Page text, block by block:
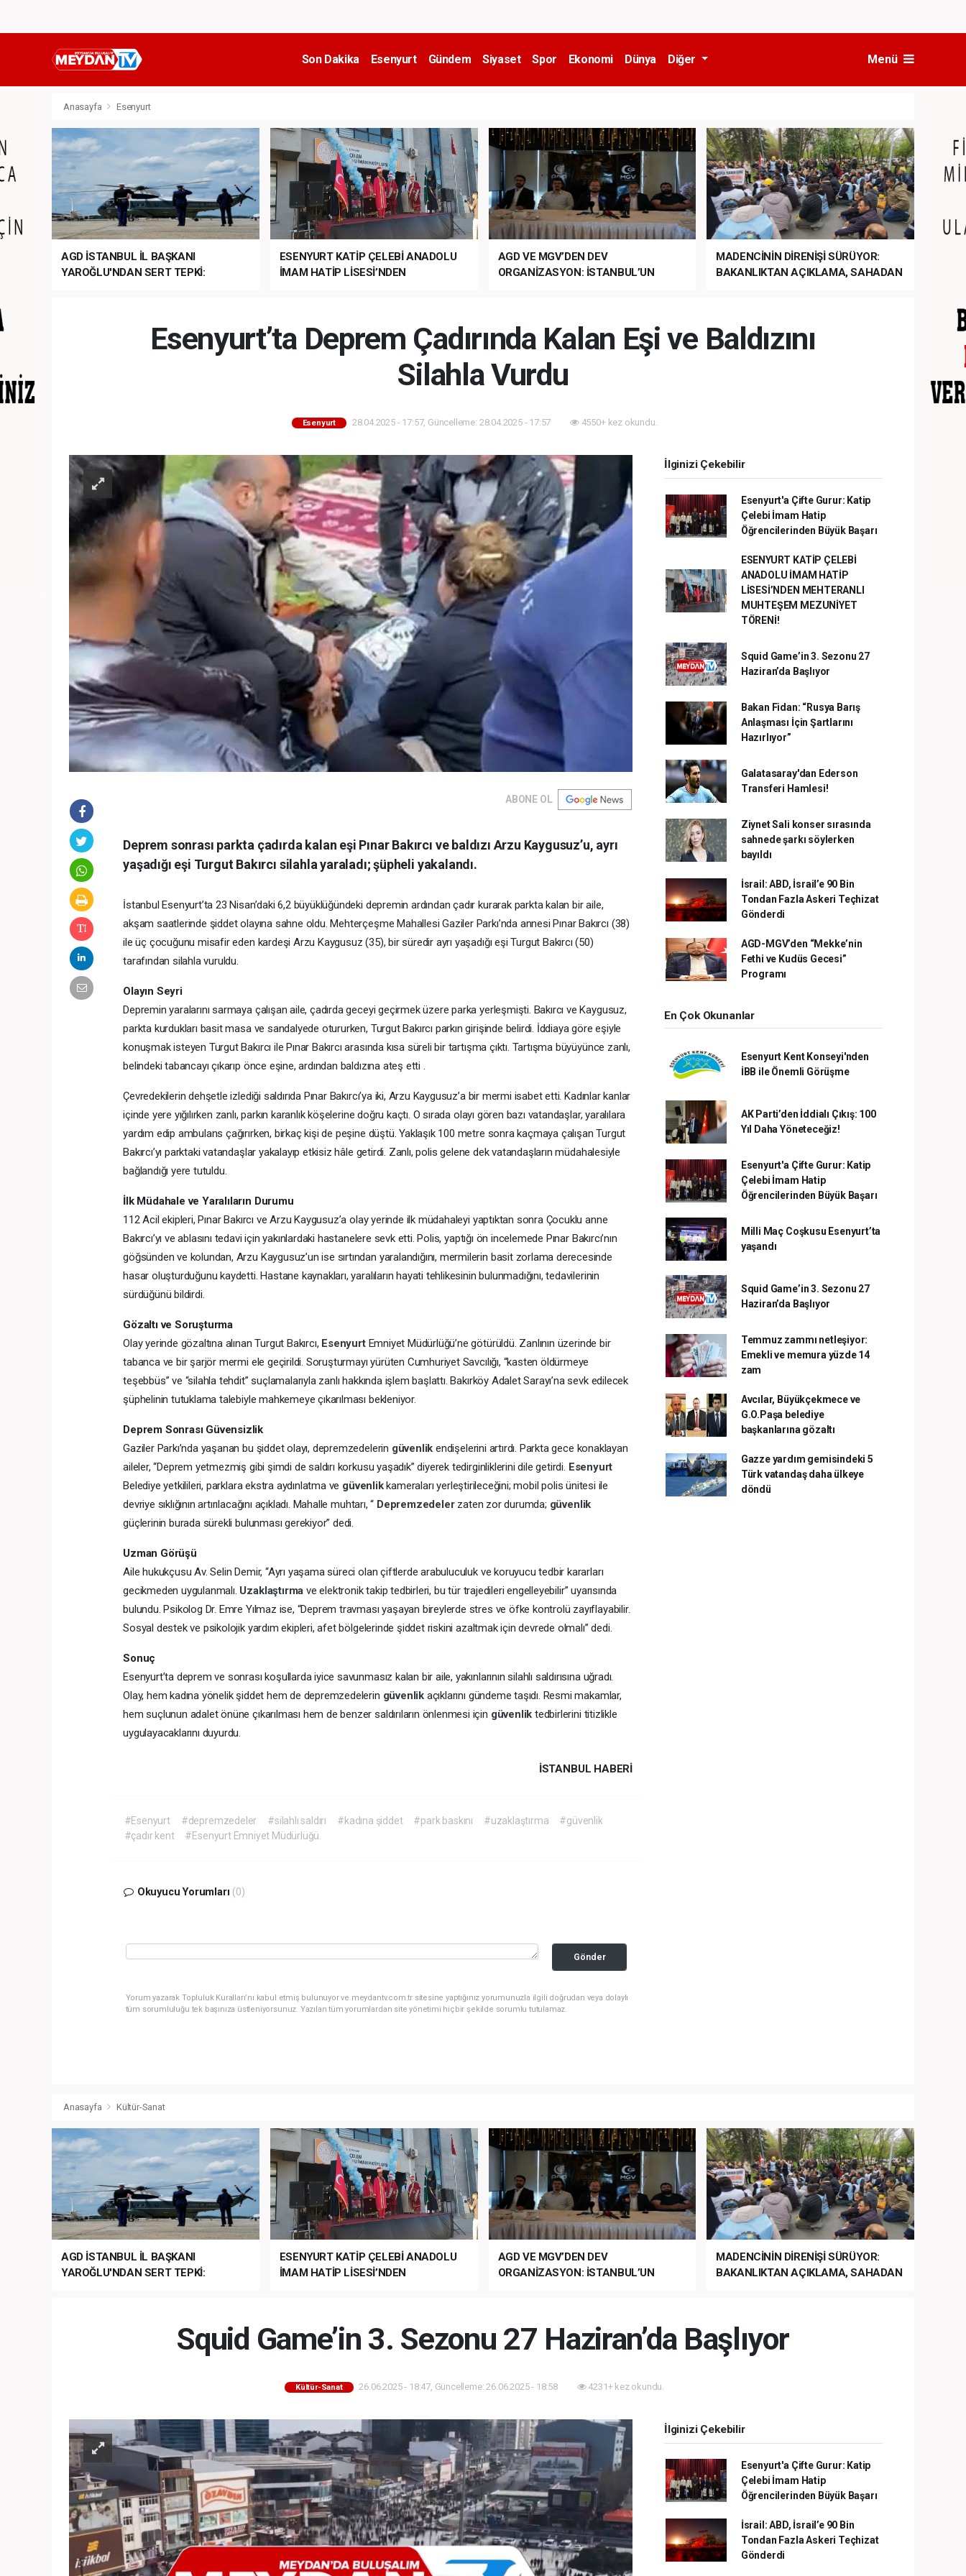
Son Dakika Esenyurt Gündem Siyaset Spor Ekonomi Dünya Diğer Menü
Anasayfa Esenyurt
AGD İSTANBUL İL BAŞKANI
YAROĞLU'NDAN SERT TEPKİ:
ESENYURT KATİP ÇELEBİ ANADOLU
İMAM HATİP LİSESİ’NDEN
AGD VE MGV’DEN DEV
ORGANİZASYON: İSTANBUL’UN
MADENCİNİN DİRENİŞİ SÜRÜYOR:
BAKANLIKTAN AÇIKLAMA, SAHADAN
Esenyurt’ta Deprem Çadırında Kalan Eşi ve Baldızını
Silahla Vurdu
Esenyurt 28.04.2025 - 17:57, Güncelleme: 28.04.2025 - 17:57 4550+ kez okundu.
ABONE OL
Deprem sonrası parkta çadırda kalan eşi Pınar Bakırcı ve baldızı Arzu Kaygusuz’u, ayrı
yaşadığı eşi Turgut Bakırcı silahla yaraladı; şüpheli yakalandı.
İstanbul Esenyurt’ta 23 Nisan’daki 6,2 büyüklüğündeki depremin ardından çadır kurarak parkta kalan bir aile,
akşam saatlerinde şiddet olayına sahne oldu. Mehterçeşme Mahallesi Gaziler Parkı’nda annesi Pınar Bakırcı (38)
ile üç çocuğunu misafir eden kardeşi Arzu Kaygusuz (35), bir süredir ayrı yaşadığı eşi Turgut Bakırcı (50)
tarafından silahla vuruldu.
Olayın Seyri
Depremin yaralarını sarmaya çalışan aile, çadırda geceyi geçirmek üzere parka yerleşmişti. Bakırcı ve Kaygusuz,
parkta kurdukları basit masa ve sandalyede otururken, Turgut Bakırcı parkın girişinde belirdi. İddiaya göre eşiyle
konuşmak isteyen Turgut Bakırcı ile Pınar Bakırcı arasında kısa süreli bir tartışma çıktı. Tartışma büyüyünce zanlı,
belindeki tabancayı çıkarıp önce eşine, ardından baldızına ateş etti .
Çevredekilerin dehşetle izlediği saldırıda Pınar Bakırcı’ya iki, Arzu Kaygusuz’a bir mermi isabet etti. Kadınlar kanlar
içinde yere yığılırken zanlı, parkın karanlık köşelerine doğru kaçtı. O sırada olayı gören bazı vatandaşlar, yaralılara
yardım edip ambulans çağırırken, birkaç kişi de peşine düştü. Yaklaşık 100 metre sonra kaçmaya çalışan Turgut
Bakırcı’yı parktaki vatandaşlar yakalayıp etkisiz hâle getirdi. Zanlı, polis gelene dek vatandaşların müdahalesiyle
bağlandığı yere tutuldu.
İlk Müdahale ve Yaralıların Durumu
112 Acil ekipleri, Pınar Bakırcı ve Arzu Kaygusuz’a olay yerinde ilk müdahaleyi yaptıktan sonra Çocuklu anne
Bakırcı’yı ve ablasını tedavi için yakınlardaki hastanelere sevk etti. Polis, yaptığı ön incelemede Pınar Bakırcı’nın
göğsünden ve kolundan, Arzu Kaygusuz’un ise sırtından yaralandığını, mermilerin basit zorlama derecesinde
hasar oluşturduğunu kaydetti. Hastane kaynakları, yaralıların hayati tehlikesinin bulunmadığını, tedavilerinin
sürdüğünü bildirdi.
Gözaltı ve Soruşturma
Olay yerinde gözaltına alınan Turgut Bakırcı, Esenyurt Emniyet Müdürlüğü’ne götürüldü. Zanlının üzerinde bir
tabanca ve bir şarjör mermi ele geçirildi. Soruşturmayı yürüten Cumhuriyet Savcılığı, “kasten öldürmeye
teşebbüs” ve “silahla tehdit” suçlamalarıyla zanlı hakkında işlem başlattı. Bakırköy Adalet Sarayı’na sevk edilecek
şüphelinin tutuklama talebiyle mahkemeye çıkarılması bekleniyor.
Deprem Sonrası Güvensizlik
Gaziler Parkı’nda yaşanan bu şiddet olayı, depremzedelerin güvenlikendişelerini artırdı. Parkta gece konaklayan
aileler, “Deprem yetmezmiş gibi şimdi de saldırı korkusu yaşadık” diyerek tedirginliklerini dile getirdi. Esenyurt
Belediye yetkilileri, parklara ekstra aydınlatma ve güvenlikkameraları yerleştirileceğini; mobil polis ünitesi ile
devriye sıklığının artırılacağını açıkladı. Mahalle muhtarı, “ Depremzedeler zaten zor durumda; güvenlik
güçlerinin burada sürekli bulunması gerekiyor” dedi.
Uzman Görüşü
Aile hukukçusu Av. Selin Demir, “Ayrı yaşama süreci olan çiftlerde arabuluculuk ve koruyucu tedbir kararları
gecikmeden uygulanmalı. Uzaklaştırma ve elektronik takip tedbirleri, bu tür trajedileri engelleyebilir” uyarısında
bulundu. Psikolog Dr. Emre Yılmaz ise, “Deprem travması yaşayan bireylerde stres ve öfke kontrolü zayıflayabilir.
Sosyal destek ve psikolojik yardım ekipleri, afet bölgelerinde şiddet riskini azaltmak için devrede olmalı” dedi.
Sonuç
Esenyurt’ta deprem ve sonrası koşullarda iyice savunmasız kalan bir aile, yakınlarının silahlı saldırısına uğradı.
Olay, hem kadına yönelik şiddet hem de depremzedelerin güvenlik açıklarını gündeme taşıdı. Resmi makamlar,
hem suçlunun adalet önüne çıkarılması hem de benzer saldırıların önlenmesi için güvenlik tedbirlerini titizlikle
uygulayacaklarını duyurdu.
İSTANBUL HABERİ
#Esenyurt #depremzedeler #silahlı saldırı #kadına şiddet #park baskını #uzaklaştırma
#güvenlik
#çadır kent
#Esenyurt Emniyet Müdürlüğü.
Okuyucu Yorumları (0)
Gönder
Yorum yazarak Topluluk Kuralları’nı kabul etmiş bulunuyor ve meydantv.com.tr sitesine yaptığınız yorumunuzla ilgili doğrudan veya dolaylı
tüm sorumluluğu tek başınıza üstleniyorsunuz. Yazılan tüm yorumlardan site yönetimi hiçbir şekilde sorumlu tutulamaz.
İlginizi Çekebilir
Esenyurt'a Çifte Gurur: Katip
Çelebi İmam Hatip
Öğrencilerinden Büyük Başarı
ESENYURT KATİP ÇELEBİ
ANADOLU İMAM HATİP
LİSESİ’NDEN MEHTERANLI
MUHTEŞEM MEZUNİYET
TÖRENİ!
Squid Game’in 3. Sezonu 27
Haziran’da Başlıyor
Bakan Fidan: “Rusya Barış
Anlaşması İçin Şartlarını
Hazırlıyor”
Galatasaray'dan Ederson
Transferi Hamlesi!
Ziynet Sali konser sırasında
sahnede şarkı söylerken
bayıldı
İsrail: ABD, İsrail’e 90 Bin
Tondan Fazla Askeri Teçhizat
Gönderdi
AGD-MGV’den “Mekke’nin
Fethi ve Kudüs Gecesi”
Programı
En Çok Okunanlar
Esenyurt Kent Konseyi'nden
İBB ile Önemli Görüşme
AK Parti’den İddialı Çıkış: 100
Yıl Daha Yöneteceğiz!
Esenyurt'a Çifte Gurur: Katip
Çelebi İmam Hatip
Öğrencilerinden Büyük Başarı
Milli Maç Coşkusu Esenyurt’ta
yaşandı
Squid Game’in 3. Sezonu 27
Haziran’da Başlıyor
Temmuz zammı netleşiyor:
Emekli ve memura yüzde 14
zam
Avcılar, Büyükçekmece ve
G.O.Paşa belediye
başkanlarına gözaltı
Gazze yardım gemisindeki 5
Türk vatandaş daha ülkeye
döndü
Anasayfa Kültür-Sanat
AGD İSTANBUL İL BAŞKANI
YAROĞLU'NDAN SERT TEPKİ:
ESENYURT KATİP ÇELEBİ ANADOLU
İMAM HATİP LİSESİ’NDEN
AGD VE MGV’DEN DEV
ORGANİZASYON: İSTANBUL’UN
MADENCİNİN DİRENİŞİ SÜRÜYOR:
BAKANLIKTAN AÇIKLAMA, SAHADAN
Squid Game’in 3. Sezonu 27 Haziran’da Başlıyor
Kültür-Sanat 26.06.2025 - 18:47, Güncelleme: 26.06.2025 - 18:58 4231+ kez okundu.
İlginizi Çekebilir
Esenyurt'a Çifte Gurur: Katip
Çelebi İmam Hatip
Öğrencilerinden Büyük Başarı
İsrail: ABD, İsrail’e 90 Bin
Tondan Fazla Askeri Teçhizat
Gönderdi